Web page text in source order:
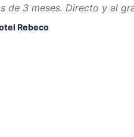
de 3 meses. Directo y al
Rebeco